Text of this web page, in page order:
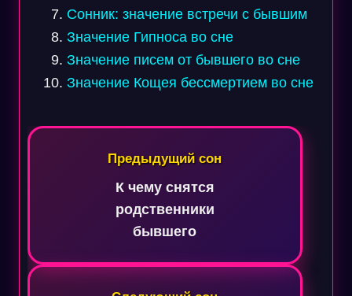
Сонник: значение встречи с бывшим
Значение Гипноса во сне
Значение писем от бывшего во сне
Значение Кощея бессмертием во сне
Навигация
Предыдущий сон
К чему снятся
родственники
бывшего